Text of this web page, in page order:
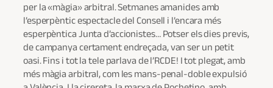
per la «màgia» arbitral. Setmanes amanides amb
l’esperpèntic espectacle del Consell i l’encara més
esperpèntica Junta d’accionistes… Potser els dies previs,
de campanya certament endreçada, van ser un petit
oasi. Fins i tot la tele parlava de l’RCDE! I tot plegat, amb
més màgia arbitral, com les mans-penal-doble expulsió